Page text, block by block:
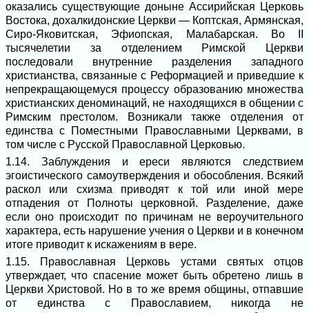
оказались существующие доныне Ассирийская Церковь
Востока, дохалкидонские Церкви ― Коптская, Армянская,
Сиро-Яковитская, Эфиопская, Малабарская. Во II
тысячелетии за отделением Римской Церкви
последовали внутренние разделения западного
христианства, связанные с Реформацией и приведшие к
непрекращающемуся процессу образованию множества
христианских деноминаций, не находящихся в общении с
Римским престолом. Возникали также отделения от
единства с Поместными Православными Церквами, в
том числе с Русской Православной Церковью.
1.14. Заблуждения и ереси являются следствием
эгоистического самоутверждения и обособления. Всякий
раскол или схизма приводят к той или иной мере
отпадения от Полноты церковной. Разделение, даже
если оно происходит по причинам не вероучительного
характера, есть нарушение учения о Церкви и в конечном
итоге приводит к искажениям в вере.
1.15. Православная Церковь устами святых отцов
утверждает, что спасение может быть обретено лишь в
Церкви Христовой. Но в то же время общины, отпавшие
от единства с Православием, никогда не